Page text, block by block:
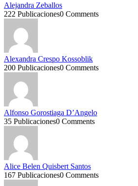
Alejandra Zeballos
222 Publicaciones0 Comments
Alexandra Crespo Kossoblik
200 Publicaciones0 Comments
Alfonso Gorostiaga D’Angelo
35 Publicaciones0 Comments
Alice Belen Quisbert Santos
167 Publicaciones0 Comments